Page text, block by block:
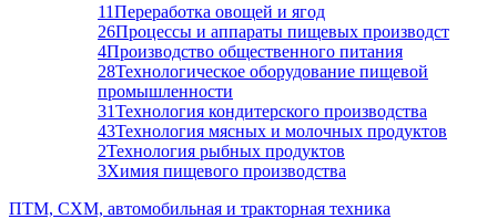
11Переработка овощей и ягод
26Процессы и аппараты пищевых производст
4Производство общественного питания
28Технологическое оборудование пищевой
промышленности
31Технология кондитерского производства
43Технология мясных и молочных продуктов
2Технология рыбных продуктов
3Химия пищевого производства
ПТМ, СХМ, автомобильная и тракторная техника